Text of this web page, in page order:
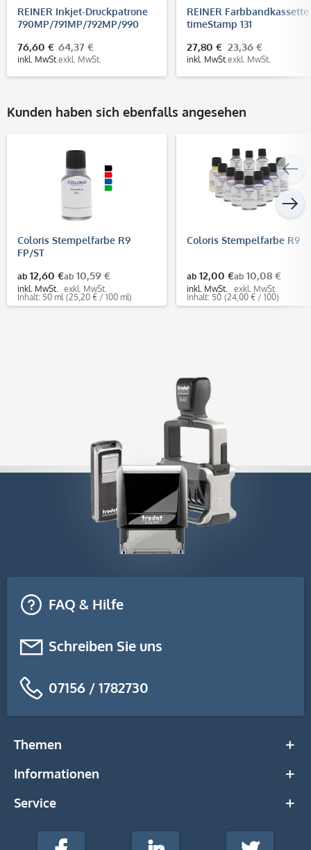
REINER Inkjet-Druckpatrone
790MP/791MP/792MP/990
schnelltrocknend
76,60 €
inkl. MwSt.
64,37 €
exkl. MwSt.
REINER Farbbandkassette
timeStamp 131
27,80 €
inkl. MwSt.
23,36 €
exkl. MwSt.
Kunden haben sich ebenfalls angesehen
Coloris Stempelfarbe R9
FP/ST
ab 12,60 €
inkl. MwSt.
ab 10,59 €
exkl. MwSt.
Inhalt: 50 ml (25,20 € / 100 ml)
Coloris Stempelfarbe R9
ab 12,00 €
inkl. MwSt.
ab 10,08 €
exkl. MwSt.
Inhalt: 50 (24,00 € / 100)
FAQ & Hilfe
Schreiben Sie uns
07156 / 1782730
Themen
Informationen
Service
stempel-